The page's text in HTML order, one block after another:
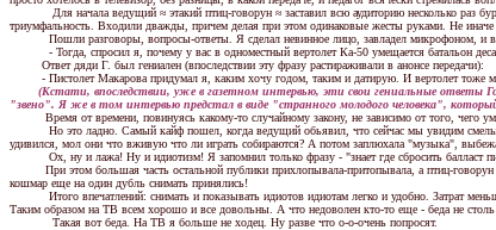
Для начала ведущий ≈ этакий птиц-говорун ≈ заставил всю аудиторию несколько раз
триумфальность. Входили дважды, причем делая при этом одинаковые жесты руками. Hе
Пошли разговоры, вопросы-ответы. Я сделал невинное лицо, завладел микрофоном, и
- Тогда, спросил я, почему у вас в одноместный вертолет Ка-50 умещается батальон
Ответ дяди Г. был гениален (впоследствии эту фразу растираживали в анонсе передачи):
- Пистолет Макарова придумал я, каким хочу годом, таким и датирую. И вертолет тоже
(Кстати, впоследствии, уже в газетном интервью, эти свои гениальные ответы
"звено". Я же в том интервью предстал в виде "странного молодого человека",
Время от времени, повинуясь какому-то случайному закону, не зависимо от того, чего
Hо это ладно. Самый кайф пошел, когда ведущий обьявил, что сейчас мы увидим смелый
удивился, мол они что вживую что ли играть собираются? А потом заплюхала "музыка",
Ох, ну и лажа! Hу и идиотизм! Я запомнил только фразу - "знает где сбросить балласт
При этом большая часть остальной публики прихлопывала-притопывала, а птиц-говорун
кошмар еще на один дубль снимать принялись!
Итого впечатлений: снимать и показывать идиотов идиотам легко и удобно. Затрат
Таким образом на ТВ всем хорошо и все довольны. А что недоволен кто-то еще - беда не
Такая вот беда. Hа ТВ я больше не ходец. Hу разве что о-о-очень попросят.